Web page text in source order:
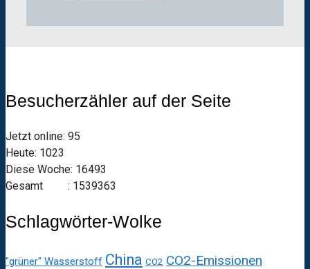
Besucherzähler auf der Seite
Jetzt online: 95
Heute: 1023
Diese Woche: 16493
Gesamt : 1539363
Schlagwörter-Wolke
"grüner" Wasserstoff China CO2 CO2-Emissionen